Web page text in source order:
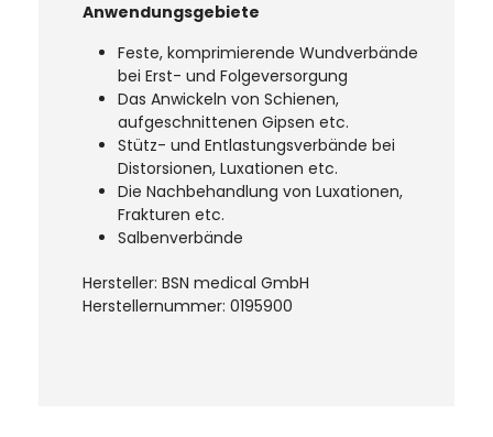
Anwendungsgebiete
Feste, komprimierende Wundverbände
bei Erst- und Folgeversorgung
Das Anwickeln von Schienen,
aufgeschnittenen Gipsen etc.
Stütz- und Entlastungsverbände bei
Distorsionen, Luxationen etc.
Die Nachbehandlung von Luxationen,
Frakturen etc.
Salbenverbände
Hersteller: BSN medical GmbH
Herstellernummer: 0195900